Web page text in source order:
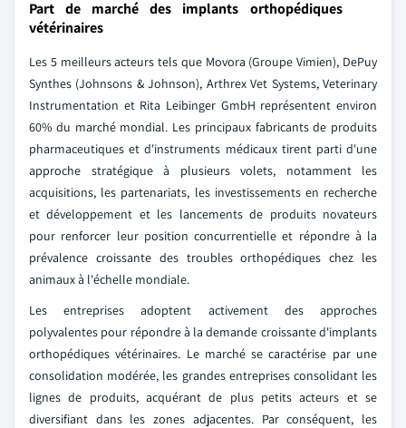
Part de marché des implants orthopédiques
vétérinaires
Les 5 meilleurs acteurs tels que Movora (Groupe Vimien), DePuy
Synthes (Johnsons & Johnson), Arthrex Vet Systems, Veterinary
Instrumentation et Rita Leibinger GmbH représentent environ
60% du marché mondial. Les principaux fabricants de produits
pharmaceutiques et d'instruments médicaux tirent parti d'une
approche stratégique à plusieurs volets, notamment les
acquisitions, les partenariats, les investissements en recherche
et développement et les lancements de produits novateurs
pour renforcer leur position concurrentielle et répondre à la
prévalence croissante des troubles orthopédiques chez les
animaux à l'échelle mondiale.
Les entreprises adoptent activement des approches
polyvalentes pour répondre à la demande croissante d'implants
orthopédiques vétérinaires. Le marché se caractérise par une
consolidation modérée, les grandes entreprises consolidant les
lignes de produits, acquérant de plus petits acteurs et se
diversifiant dans les zones adjacentes. Par conséquent, les